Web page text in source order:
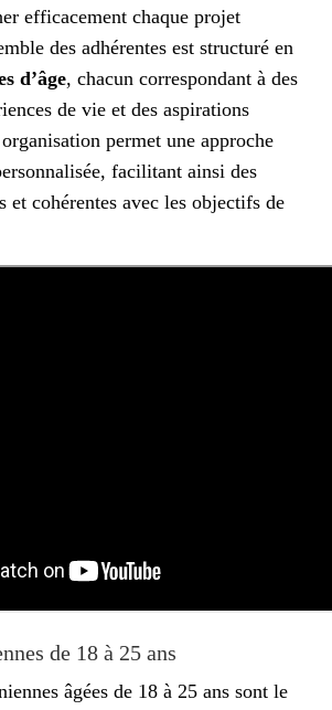
efficacement chaque projet
des adhérentes est structuré en
d’âge, chacun correspondant à des
de vie et des aspirations
permet une approche
facilitant ainsi des
et cohérentes avec les objectifs de
de 18 à 25 ans
âgées de 18 à 25 ans sont le